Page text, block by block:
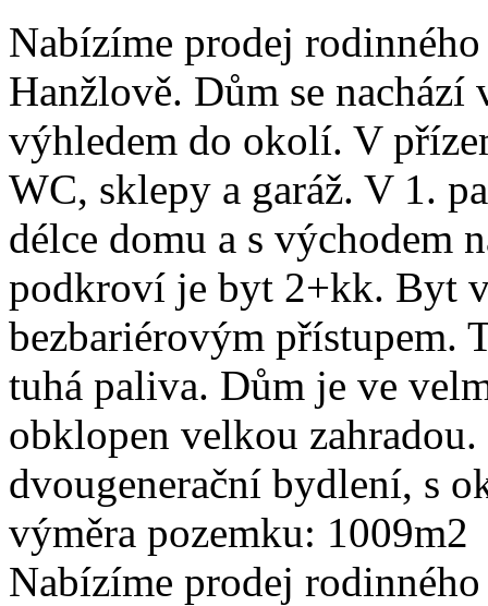
Nabízíme prodej
Hanžlově. Dům se
výhledem do okolí. V
WC, sklepy a garáž. V 1.
délce domu a s východem
podkroví je byt 2+kk. Byt
bezbariérovým přístupem.
tuhá paliva. Dům je ve
obklopen velkou
dvougenerační bydlení, s
výměra pozemku: 1009m2
Nabízíme prodej